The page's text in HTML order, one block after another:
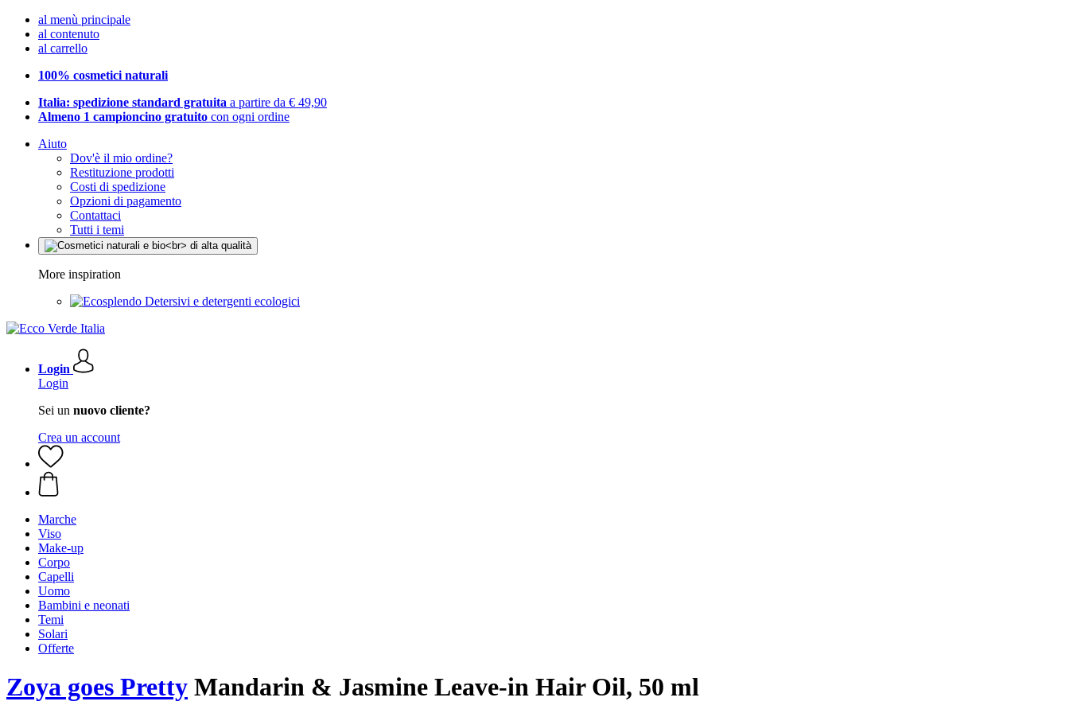
al menù principale
al contenuto
al carrello
100% cosmetici naturali
Italia: spedizione standard gratuita a partire da € 49,90
Almeno 1 campioncino gratuito con ogni ordine
Aiuto
Dov'è il mio ordine?
Restituzione prodotti
Costi di spedizione
Opzioni di pagamento
Contattaci
Tutti i temi
More inspiration
Detersivi e detergenti ecologici
Login
Login
Sei un nuovo cliente?
Crea un account
Marche
Viso
Make-up
Corpo
Capelli
Uomo
Bambini e neonati
Temi
Solari
Offerte
Zoya goes Pretty Mandarin & Jasmine Leave-in Hair Oil, 50 ml